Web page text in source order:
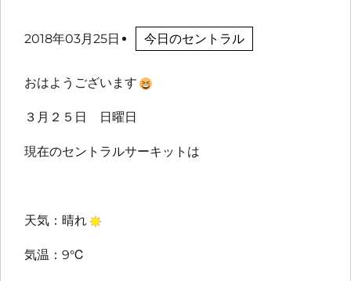
2018年03月25日 今日のセントラル
おはようございます
３月２５日 日曜日
現在のセントラルサーキットは
天気：晴れ
気温：9℃